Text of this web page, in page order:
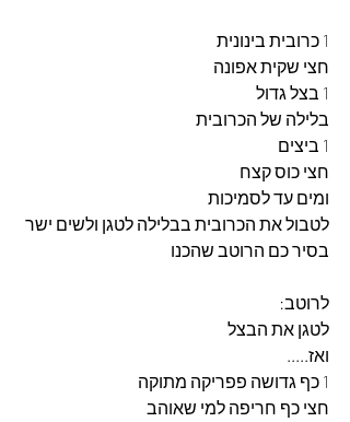
1 כרובית בינונית
חצי שקית אפונה
1 בצל גדול
בלילה של הכרובית
1 ביצים
חצי כוס קצח
ומים עד לסמיכות
לטבול את הכרובית בבלילה לטגן ולשים ישר
בסיר כם הרוטב שהכנו
לרוטב:
לטגן את הבצל
ואז.....
1 כף גדושה פפריקה מתוקה
חצי כף חריפה למי שאוהב